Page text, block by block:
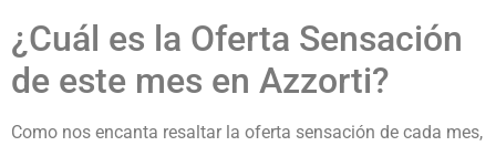
¿Cuál es la Oferta Sensación
de este mes en Azzorti?
Como nos encanta resaltar la oferta sensación de cada mes,